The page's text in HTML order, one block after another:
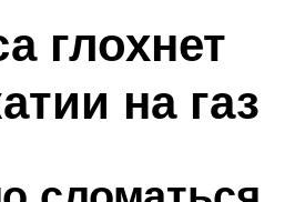
глохнет
на газ